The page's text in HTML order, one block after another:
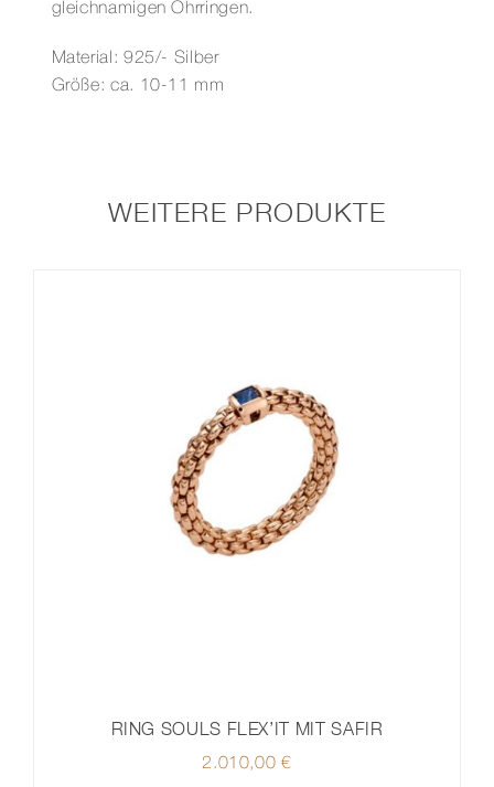
gleichnamigen Ohrringen.
Material: 925/- Silber
Größe: ca. 10-11 mm
WEITERE PRODUKTE
RING SOULS FLEX’IT MIT SAFIR
2.010,00€